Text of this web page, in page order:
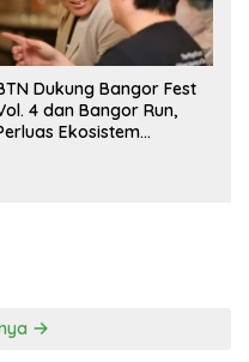
Dukung Bangor Fest
4 dan Bangor Run,
Ekosistem